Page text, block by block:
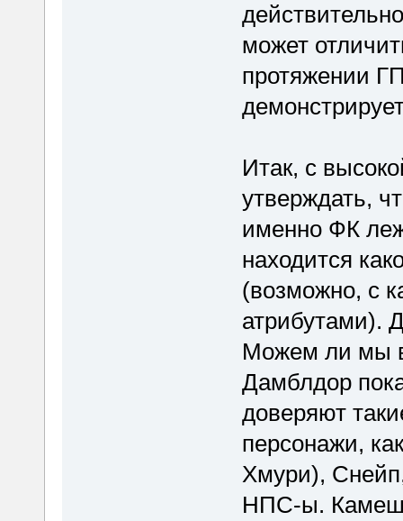
может
протяжении
Итак, с
утверждать,
именно ФК
находится
(возможно, с
атрибутами).
Можем ли мы
Дамблдор
доверяют
персонажи,
Хмури),
НПС-ы.